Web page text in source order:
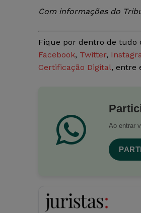
Com informações do
Fique por dentro de tudo
Facebook, Twitter,
Certificação Digital, entre
Ao entrar